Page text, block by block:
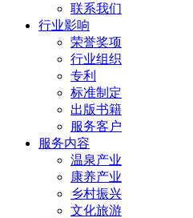
联系我们
行业影响
荣誉奖项
行业组织
专利
标准制定
出版书籍
服务客户
服务内容
温泉产业
康养产业
乡村振兴
文化旅游